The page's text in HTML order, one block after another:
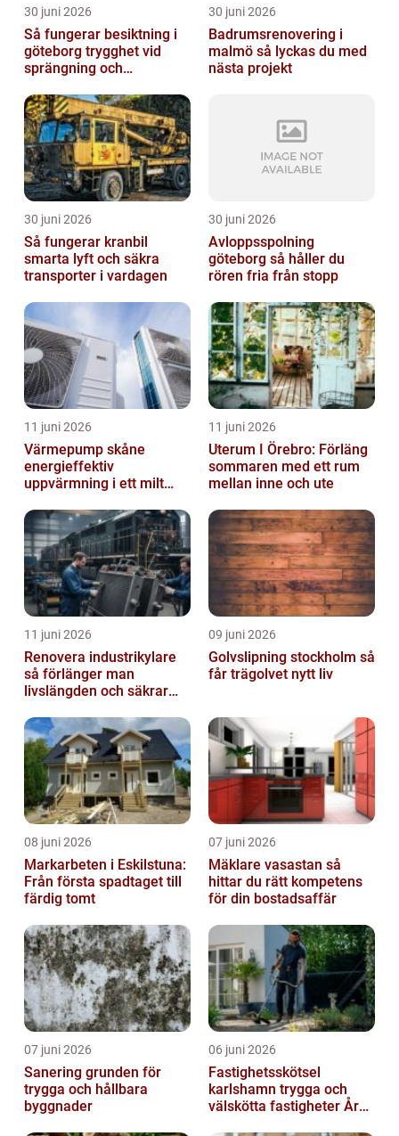
30 juni 2026
Så fungerar besiktning i
göteborg trygghet vid
sprängning och
30 juni 2026
Badrumsrenovering i
malmö så lyckas du med
nästa projekt
30 juni 2026
Så fungerar kranbil
smarta lyft och säkra
transporter i vardagen
30 juni 2026
Avloppsspolning
göteborg så håller du
rören fria från stopp
11 juni 2026
Värmepump skåne
energieffektiv
uppvärmning i ett milt
11 juni 2026
Uterum I Örebro: Förläng
sommaren med ett rum
mellan inne och ute
11 juni 2026
Renovera industrikylare
så förlänger man
livslängden och säkrar
09 juni 2026
Golvslipning stockholm så
får trägolvet nytt liv
08 juni 2026
Markarbeten i Eskilstuna:
Från första spadtaget till
färdig tomt
07 juni 2026
Mäklare vasastan så
hittar du rätt kompetens
för din bostadsaffär
07 juni 2026
Sanering grunden för
trygga och hållbara
byggnader
06 juni 2026
Fastighetsskötsel
karlshamn trygga och
välskötta fastigheter Året